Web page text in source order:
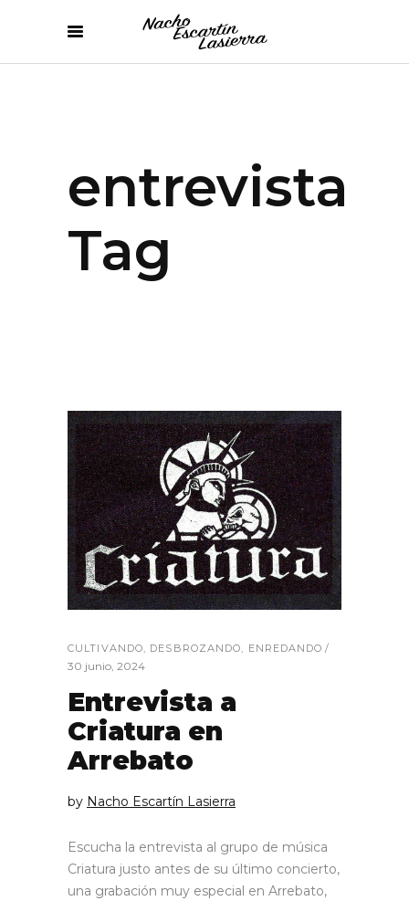
entrevista
Tag
CULTIVANDO, DESBROZANDO, ENREDANDO
30 junio, 2024
Entrevista a
Criatura en
Arrebato
by Nacho Escartín Lasierra
Escucha la entrevista al grupo de música
Criatura justo antes de su último concierto,
una grabación muy especial en Arrebato,